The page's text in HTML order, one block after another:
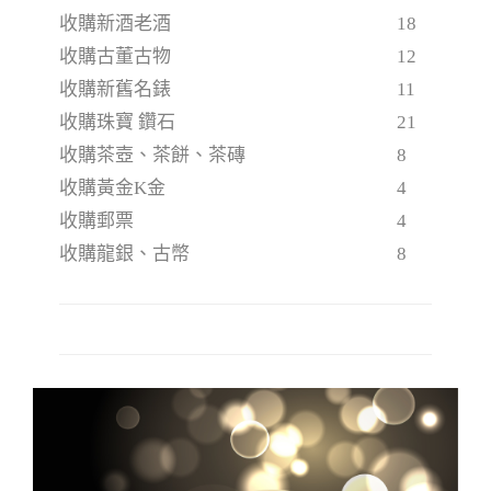
收購新酒老酒
18
收購古董古物
12
收購新舊名錶
11
收購珠寶 鑽石
21
收購茶壺、茶餅、茶磚
8
收購黃金K金
4
收購郵票
4
收購龍銀、古幣
8